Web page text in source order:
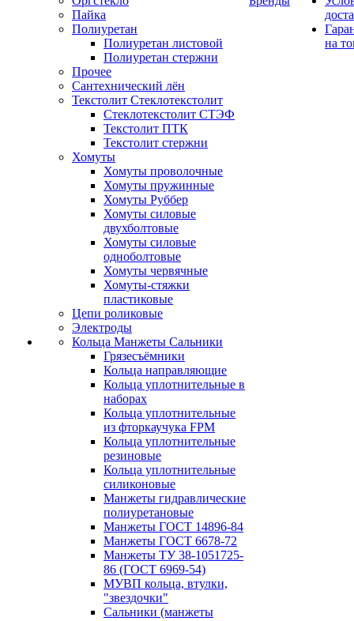
Пайка
Полиуретан
Полиуретан листовой
Полиуретан стержни
Прочее
Сантехнический лён
Текстолит Стеклотекстолит
Стеклотекстолит СТЭФ
Текстолит ПТК
Текстолит стержни
Хомуты
Хомуты проволочные
Хомуты пружинные
Хомуты Руббер
Хомуты силовые
двухболтовые
Хомуты силовые
одноболтовые
Хомуты червячные
Хомуты-стяжки
пластиковые
Цепи роликовые
Электроды
Кольца Манжеты Сальники
Грязесъёмники
Кольца направляющие
Кольца уплотнительные в
наборах
Кольца уплотнительные
из фторкаучука FPM
Кольца уплотнительные
резиновые
Кольца уплотнительные
силиконовые
Манжеты гидравлические
полиуретановые
Манжеты ГОСТ 14896-84
Манжеты ГОСТ 6678-72
Манжеты ТУ 38-1051725-
86 (ГОСТ 6969-54)
МУВП кольца, втулки,
"звездочки"
Сальники (манжеты
на